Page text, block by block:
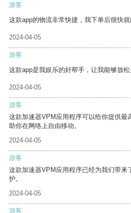
游客
这款app的物流非常快捷，我下单后很快就
2024-04-05
游客
这款app是我娱乐的好帮手，让我能够放松
2024-04-05
游客
这款加速器VPM应用程序可以给你提供最
助你在网络上自由移动。
2024-04-05
游客
这款加速器VPM应用程序已经为我们带来
护。
2024-04-05
游客